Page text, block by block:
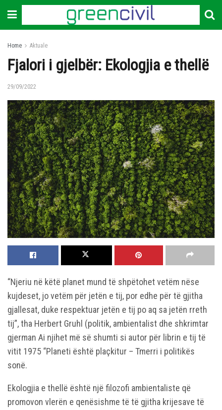
Home Aktuale
Fjalori i gjelbër: Ekologjia e thellë
29/09/2022
“Njeriu në këtë planet mund të shpëtohet vetëm nëse
kujdeset, jo vetëm për jetën e tij, por edhe për të gjitha
gjallesat, duke respektuar jetën e tij po aq sa jetën rreth
tij”, tha Herbert Gruhl (politik, ambientalist dhe shkrimtar
gjerman Ai njihet më së shumti si autor për librin e tij të
vitit 1975 “Planeti është plaçkitur – Tmerri i politikës
sonë.
Ekologjia e thellë është një filozofi ambientaliste që
promovon vlerën e qenësishme të të gjitha krijesave të